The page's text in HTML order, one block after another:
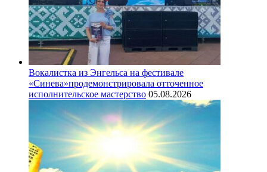
Вокалистка из Энгельса на фестивале
«Синева»продемонстрировала отточенное
исполнительское мастерство 05.08.2026